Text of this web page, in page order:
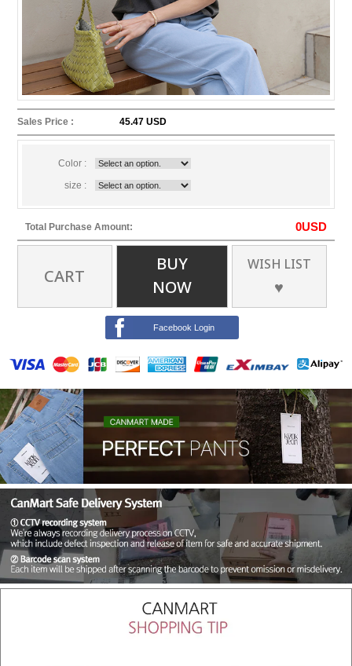
Sales Price : 45.47 USD
Color :
size :
Total Purchase Amount: 0USD
CART
BUY
NOW
WISH LIST
♥
Facebook Login